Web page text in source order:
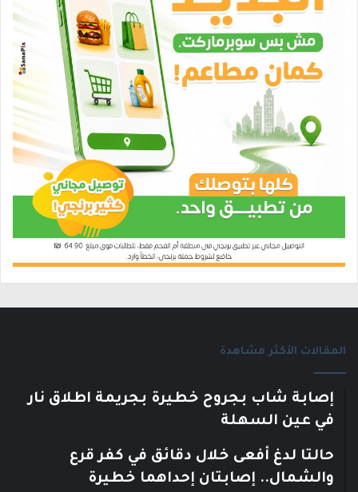
المقالات الأكثر مشاهدة
إصابة شاب بجروح خطيرة بجريمة اطلاق نار
في عين السهلة
حالتا لدغ أفعى خلال دقائق في كفر قرع
والشمال.. إصابتان إحداهما خطيرة